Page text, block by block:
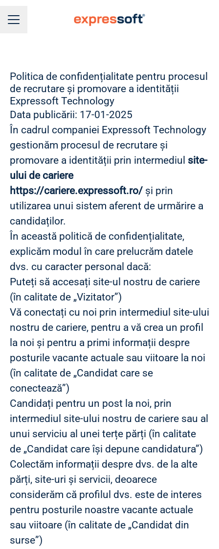
MENIU CARIERE
Politica de confidențialitate pentru procesul
de recrutare și promovare a identității
Expressoft Technology
Data publicării: 17-01-2025
În cadrul companiei Expressoft Technology
gestionăm procesul de recrutare și
promovare a identității prin intermediul site-
ului de cariere
https://cariere.expressoft.ro/ și prin
utilizarea unui sistem aferent de urmărire a
candidaților.
În această politică de confidențialitate,
explicăm modul în care prelucrăm datele
dvs. cu caracter personal dacă:
Puteți să accesați site-ul nostru de cariere
(în calitate de „Vizitator”)
Vă conectați cu noi prin intermediul site-ului
nostru de cariere, pentru a vă crea un profil
la noi și pentru a primi informații despre
posturile vacante actuale sau viitoare la noi
(în calitate de „Candidat care se
conectează”)
Candidați pentru un post la noi, prin
intermediul site-ului nostru de cariere sau al
unui serviciu al unei terțe părți (în calitate
de „Candidat care își depune candidatura”)
Colectăm informații despre dvs. de la alte
părți, site-uri și servicii, deoarece
considerăm că profilul dvs. este de interes
pentru posturile noastre vacante actuale
sau viitoare (în calitate de „Candidat din
surse”)